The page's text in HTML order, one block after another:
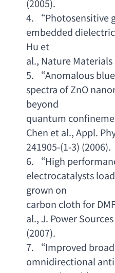
(2005).
4. “Photosensitive
embedded
Hu et
al., Nature Materials
5. “Anomalous
spectra of ZnO
beyond
quantum
Chen et al., Appl.
241905-(1-3) (2006).
6. “High
electrocatalysts
grown on
carbon cloth for
al., J. Power
(2007).
7. “Improved
omnidirectional